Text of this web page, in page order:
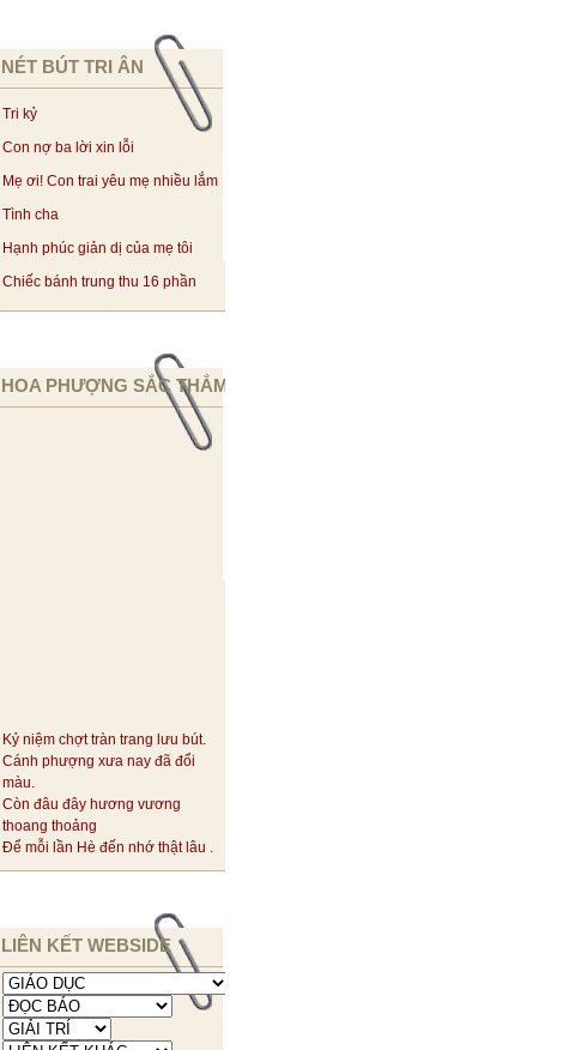
NÉT BÚT TRI ÂN
Tri kỷ
Con nợ ba lời xin lỗi
Mẹ ơi! Con trai yêu mẹ nhiều lắm
Tình cha
Hạnh phúc giản dị của mẹ tôi
Chiếc bánh trung thu 16 phần
HOA PHƯỢNG SẮC THẮM
Kỷ niệm chợt tràn trang lưu bút.
Cánh phượng xưa nay đã đổi
màu.
Còn đâu đây hương vương
thoang thoảng
Để mỗi lần Hè đến nhớ thật lâu .
LIÊN KẾT WEBSIDE